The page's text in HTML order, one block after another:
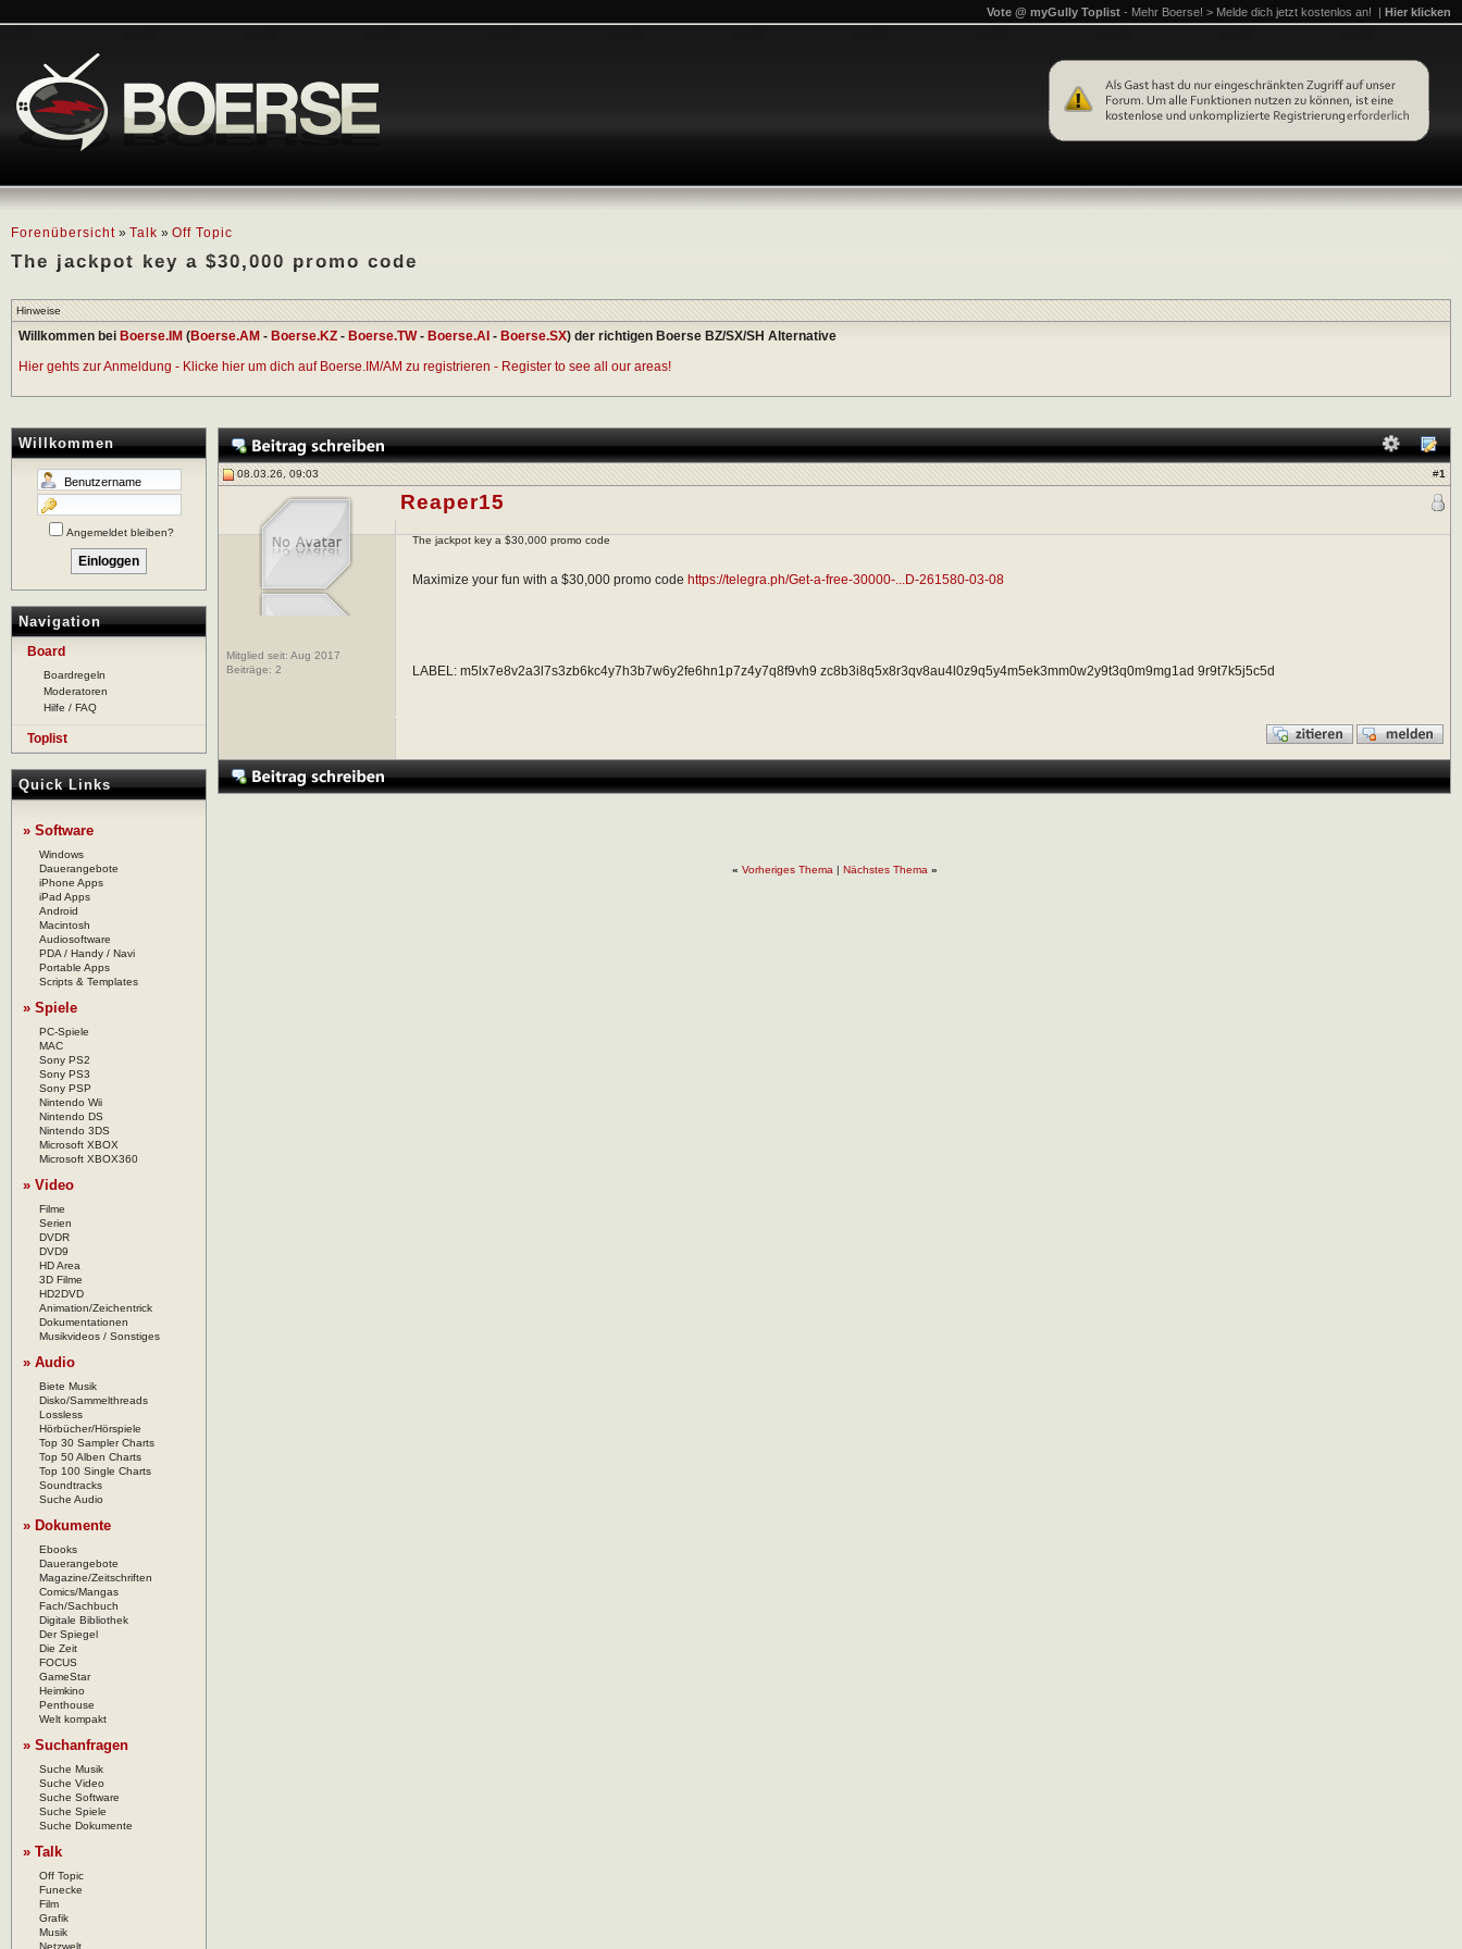
Forenübersicht » Talk » Off Topic
The jackpot key a $30,000 promo code
Vote @ myGully Toplist - Mehr Boerse! > Melde dich jetzt kostenlos an! | Hier klicken
Hinweise
Willkommen bei Boerse.IM (Boerse.AM - Boerse.KZ - Boerse.TW- Boerse.AI - Boerse.SX) der richtigen Boerse BZ/SX/SH Alternative
Hier gehts zur Anmeldung - Klicke hier um dich auf Boerse.IM/AM zu registrieren - Register to see all our areas!
Willkommen
Angemeldet bleiben?
Navigation
Board
Boardregeln
Moderatoren
Hilfe / FAQ
Toplist
Quick Links
» Software
Windows
Dauerangebote
iPhone Apps
iPad Apps
Android
Macintosh
Audiosoftware
PDA / Handy / Navi
Portable Apps
Scripts & Templates
» Spiele
PC-Spiele
MAC
Sony PS2
Sony PS3
Sony PSP
Nintendo Wii
Nintendo DS
Nintendo 3DS
Microsoft XBOX
Microsoft XBOX360
» Video
Filme
Serien
DVDR
DVD9
HD Area
3D Filme
HD2DVD
Animation/Zeichentrick
Dokumentationen
Musikvideos / Sonstiges
» Audio
Biete Musik
Disko/Sammelthreads
Lossless
Hörbücher/Hörspiele
Top 30 Sampler Charts
Top 50 Alben Charts
Top 100 Single Charts
Soundtracks
Suche Audio
» Dokumente
Ebooks
Dauerangebote
Magazine/Zeitschriften
Comics/Mangas
Fach/Sachbuch
Digitale Bibliothek
Der Spiegel
Die Zeit
FOCUS
GameStar
Heimkino
Penthouse
Welt kompakt
» Suchanfragen
Suche Musik
Suche Video
Suche Software
Suche Spiele
Suche Dokumente
» Talk
Off Topic
Funecke
Film
Grafik
Musik
08.03.26, 09:03 #1
Mitglied seit: Aug 2017
Beiträge: 2
Reaper15
The jackpot key a $30,000 promo code
Maximize your fun with a $30,000 promo code https://telegra.ph/Get-a-free-30000-...D-261580-03-08
LABEL: m5lx7e8v2a3l7s3zb6kc4y7h3b7w6y2fe6hn1p7z4y7q8f9vh9 zc8b3i8q5x8r3qv8au4l0z9q5y4m5ek3mm0w2y9t3q0m9mg1ad 9r9t7k5j5c5d
« Vorheriges Thema| Nächstes Thema »